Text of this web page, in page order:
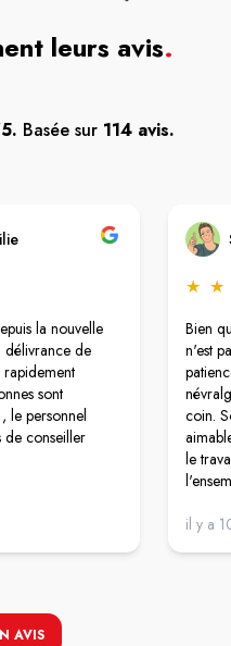
leurs avis.
Basée sur 114 avis.
la nouvelle
délivrance de
sont
le personnel
de conseiller
★ ★
Bien
n'est
coin.
le
il y a
AVIS